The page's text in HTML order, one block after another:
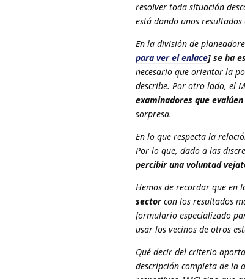
resolver toda situación
está dando unos resultados
En la división de
para ver el enlace] se ha
necesario que orientar la
describe. Por otro lado, el
examinadores que
sorpresa.
En lo que respecta la
Por lo que, dado a las
percibir una voluntad
Hemos de recordar que en
sectorcon los resultados
formulario especializado
usar los vecinos de otros
Qué decir del criterio
descripción completa de la